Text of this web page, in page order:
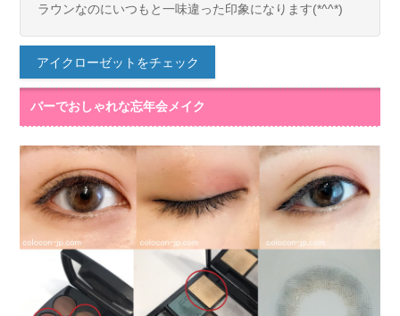
ラウンなのにいつもと一味違った印象になります(*^^*)
アイクローゼットをチェック
バーでおしゃれな忘年会メイク